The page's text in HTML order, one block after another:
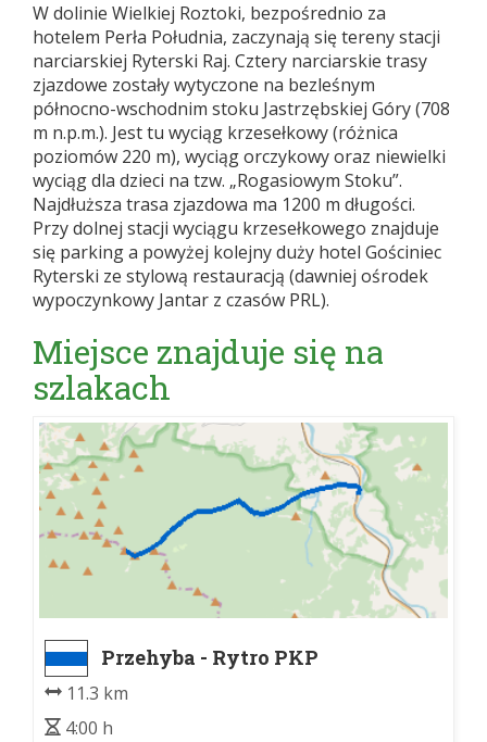
W dolinie Wielkiej Roztoki, bezpośrednio za
hotelem Perła Południa, zaczynają się tereny stacji
narciarskiej Ryterski Raj. Cztery narciarskie trasy
zjazdowe zostały wytyczone na bezleśnym
północno-wschodnim stoku Jastrzębskiej Góry (708
m n.p.m.). Jest tu wyciąg krzesełkowy (różnica
poziomów 220 m), wyciąg orczykowy oraz niewielki
wyciąg dla dzieci na tzw. „Rogasiowym Stoku”.
Najdłuższa trasa zjazdowa ma 1200 m długości.
Przy dolnej stacji wyciągu krzesełkowego znajduje
się parking a powyżej kolejny duży hotel Gościniec
Ryterski ze stylową restauracją (dawniej ośrodek
wypoczynkowy Jantar z czasów PRL).
Miejsce znajduje się na
szlakach
Przehyba - Rytro PKP
11.3 km
4:00 h